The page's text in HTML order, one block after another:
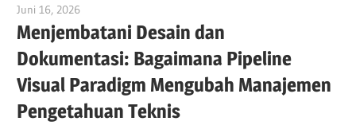
Juni 16, 2026
Menjembatani Desain dan
Dokumentasi: Bagaimana Pipeline
Visual Paradigm Mengubah Manajemen
Pengetahuan Teknis